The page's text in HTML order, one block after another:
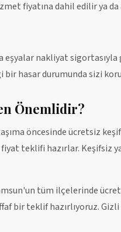
fiyatına dahil edilir ya da
nakliyat sigortasıyla
bir hasar durumunda sizi
Önemlidir?
öncesinde ücretsiz
teklifi hazırlar. Keşifsiz
tüm ilçelerinde
bir teklif hazırlıyoruz.